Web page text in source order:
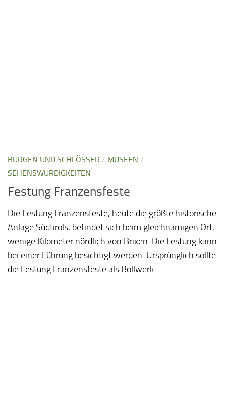
BURGEN UND SCHLÖSSER / MUSEEN /
SEHENSWÜRDIGKEITEN
Festung Franzensfeste
Die Festung Franzensfeste, heute die größte historische
Anlage Südtirols, befindet sich beim gleichnamigen Ort,
wenige Kilometer nördlich von Brixen. Die Festung kann
bei einer Führung besichtigt werden. Ursprünglich sollte
die Festung Franzensfeste als Bollwerk...